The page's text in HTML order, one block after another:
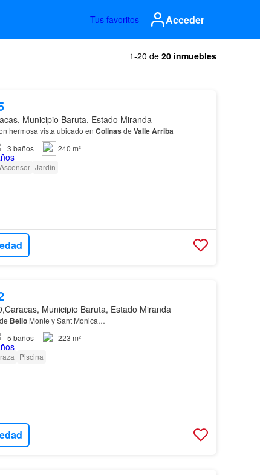
Tus favoritos Acceder
1-20 de 20 inmuebles
Municipio Baruta, Estado Miranda
hermosa vista ubicado en Colinas de ValleArriba
3 baños
240 m²
Ascensor Jardín
Municipio Baruta, Estado Miranda
de BelloMonte y Sant Monica…
5 baños
223 m²
Piscina